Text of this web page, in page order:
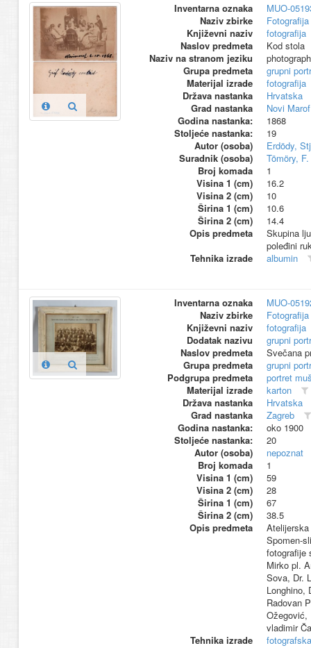
Inventarna oznaka
MUO-
Naziv zbirke
Književni naziv
fotografija
Naslov predmeta
Kod stola
Naziv na stranom jeziku
Grupa predmeta
grupni
Materijal izrade
fotografija
Država nastanka
Hrvatska
Grad nastanka
Novi Marof
Godina nastanka:
1868
Stoljeće nastanka:
19
Autor (osoba)
Erdödy,
Suradnik (osoba)
Tömöry, F.
Broj komada
1
Visina 1 (cm)
16.2
Visina 2 (cm)
10
Širina 1 (cm)
10.6
Širina 2 (cm)
14.4
Opis predmeta
Skupina
poleđini
Tehnika izrade
albumin
Inventarna oznaka
MUO-
Naziv zbirke
Književni naziv
fotografija
Dodatak nazivu
grupni
Naslov predmeta
Svečana
Grupa predmeta
grupni
Podgrupa predmeta
portret
Materijal izrade
karton
Država nastanka
Hrvatska
Grad nastanka
Zagreb
Godina nastanka:
oko 1900
Stoljeće nastanka:
20
Autor (osoba)
nepoznat
Broj komada
1
Visina 1 (cm)
59
Visina 2 (cm)
28
Širina 1 (cm)
67
Širina 2 (cm)
38.5
Opis predmeta
Spomen-
fotografije
Mirko pl.
Sova, Dr.
Longhino,
Radovan
Ožegović,
vladimir
Tehnika izrade
fotografska